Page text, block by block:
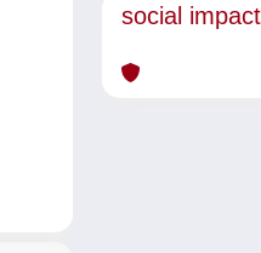
social impact